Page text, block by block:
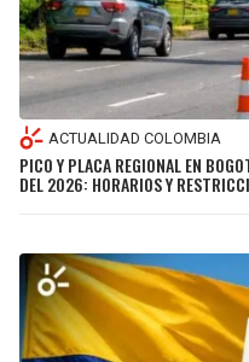
EAGLES
COMMANDERS
CARDINALS
49ERS
SEAHAWKS
SUNS
KINGS
MAVERICKS
GRIZZLIES
PELICANS
ACTUALIDAD COLOMBIA
PICO Y PLACA REGIONAL EN
DEL 2026: HORARIOS Y